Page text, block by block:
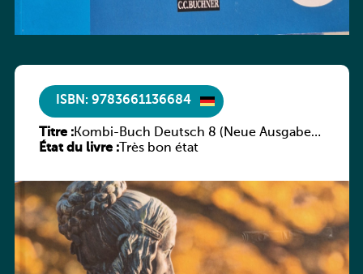
ISBN: 9783661136684
Titre :Kombi-Buch Deutsch 8 (Neue Ausgabe
Luxemburg)
État du livre :Très bon état